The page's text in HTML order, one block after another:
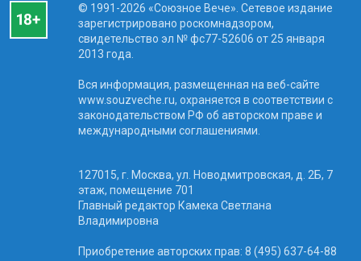
© 1991-2026 «Союзное Вече». Сетевое издание
зарегистрировано роскомнадзором,
свидетельство эл № фc77-52606 от 25 января
2013 года.
Вся информация, размещенная на веб-сайте
www.souzveche.ru, охраняется в соответствии с
законодательством РФ об авторском праве и
международными соглашениями.
127015, г. Москва, ул. Новодмитровская, д. 2Б, 7
этаж, помещение 701
Главный редактор Камека Светлана
Владимировна
Приобретение авторских прав: 8 (495) 637-64-88